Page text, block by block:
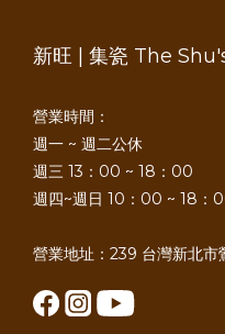
新旺 | 集瓷 The
營業時
週一 ~ 週二公休
週三 13：00 ~ 18：00
週四~週日 10：00 ~ 18：
營業地址：239 台灣新北市